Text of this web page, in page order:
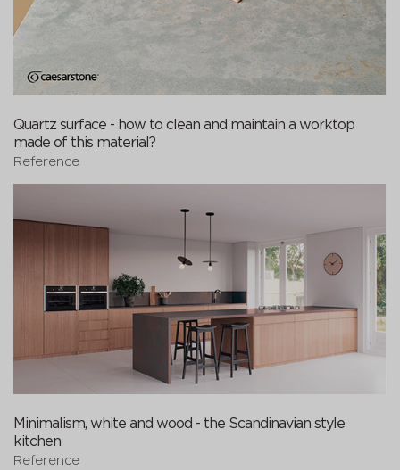
Quartz surface - how to clean and maintain a worktop
made of this material?
Reference
Minimalism, white and wood - the Scandinavian style
kitchen
Reference